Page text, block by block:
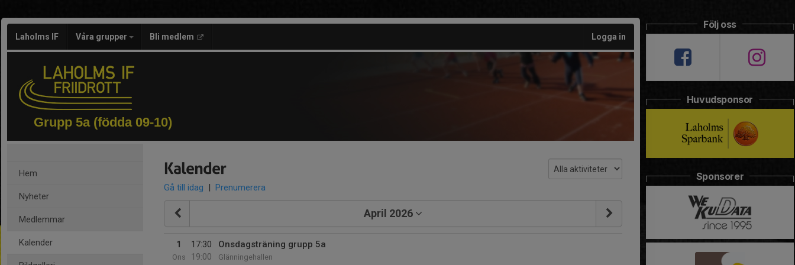
Laholms IF Våra grupper Bli medlem Logga in
Grupp 5a (födda 09-10)
Hem
Nyheter
Medlemmar
Kalender
Kalender
Gå till idag | Prenumerera
April 2026
1
Ons
17:30
19:00
Onsdagsträning grupp 5a
Glänningehallen
Följ oss
Huvudsponsor
Sponsorer